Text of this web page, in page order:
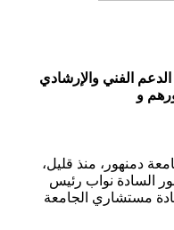
الفني والإرشادي
و
دمنهور، منذ قليل،
السادة نواب رئيس
مستشاري الجامعة